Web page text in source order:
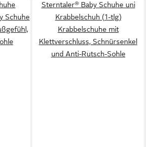
Schuhe
Sterntaler® Baby Schuhe uni
Krabbelschuh (1-tlg)
Krabbelschuhe mit
Klettverschluss, Schnürsenkel
und Anti-Rutsch-Sohle